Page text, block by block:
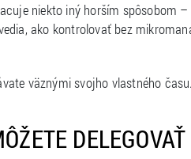
niekto iný horším spôsobom –
ako kontrolovať bez
väznými svojho vlastného
DELEGOVAŤ